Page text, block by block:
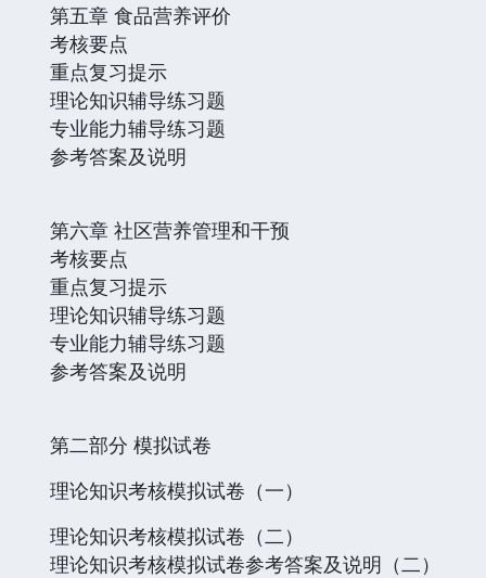
第五章 食品营养评价
考核要点
重点复习提示
理论知识辅导练习题
专业能力辅导练习题
参考答案及说明
第六章 社区营养管理和干预
考核要点
重点复习提示
理论知识辅导练习题
专业能力辅导练习题
参考答案及说明
第二部分 模拟试卷
理论知识考核模拟试卷（一）
理论知识考核模拟试卷（二）
理论知识考核模拟试卷参考答案及说明（二）